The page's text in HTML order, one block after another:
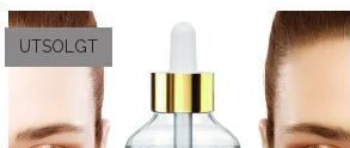
UTSOLGT